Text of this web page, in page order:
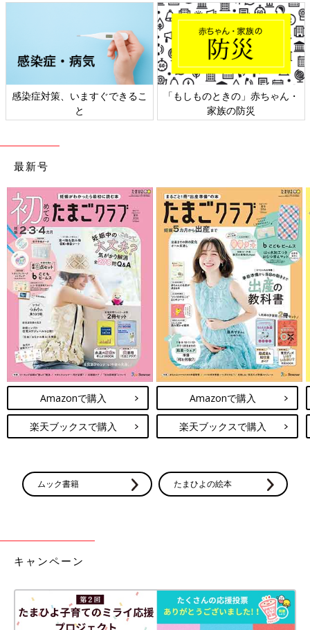
日本外来小児科学会リーフレッ
ト検討会
六星占術 細木かおりさんの人生
相談
最新号
Amazonで購入
楽天ブックスで購入
Amazonで購入
楽天ブックスで購入
ムック書籍 たまひよの絵本
キャンペーン